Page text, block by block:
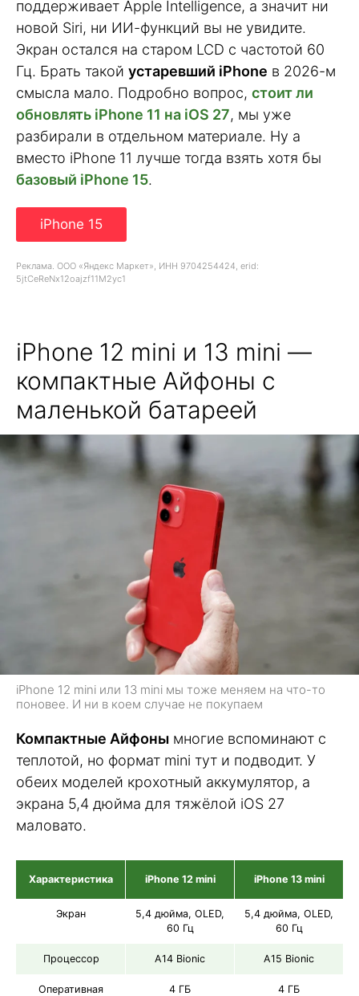
поддерживает Apple Intelligence, а значит ни
новой Siri, ни ИИ-функций вы не увидите.
Экран остался на старом LCD с частотой 60
Гц. Брать такой устаревший iPhone в 2026-м
смысла мало. Подробно вопрос, стоит ли
обновлять iPhone 11 на iOS 27, мы уже
разбирали в отдельном материале. Ну а
вместо iPhone 11 лучше тогда взять хотя бы
базовый iPhone 15.
iPhone 15
Реклама. ООО «Яндекс Маркет», ИНН 9704254424, erid:
5jtCeReNx12oajzf11M2yc1
iPhone 12 mini и 13 mini —
компактные Айфоны с
маленькой батареей
iPhone 12 mini или 13 mini мы тоже меняем на что-то
поновее. И ни в коем случае не покупаем
Компактные Айфоны многие вспоминают с
теплотой, но формат mini тут и подводит. У
обеих моделей крохотный аккумулятор, а
экрана 5,4 дюйма для тяжёлой iOS 27
маловато.
Характеристика iPhone 12 mini iPhone 13 mini
Экран
5,4 дюйма, OLED,
60 Гц
5,4 дюйма, OLED,
60 Гц
Процессор A14 Bionic A15 Bionic
Оперативная
4 ГБ 4 ГБ